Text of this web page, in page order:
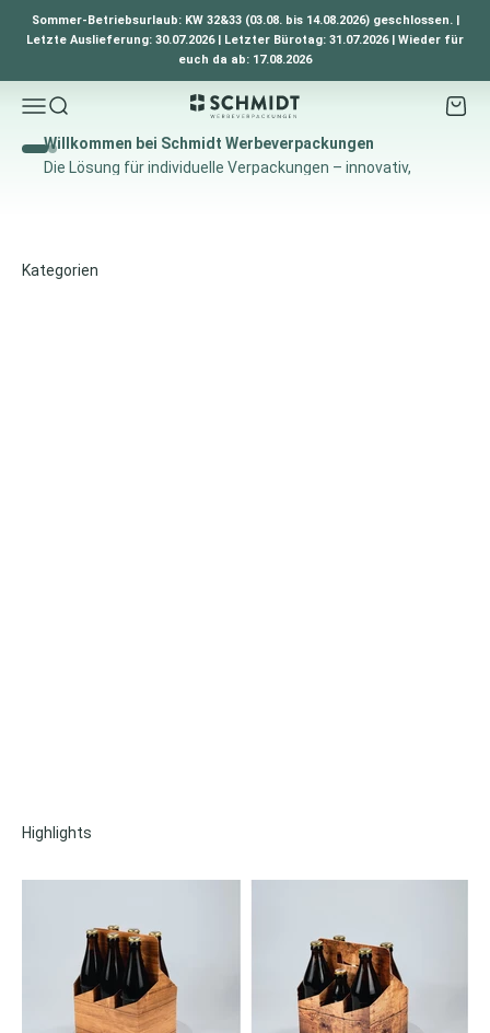
Sommer-Betriebsurlaub: KW 32&33 (03.08. bis 14.08.2026) geschlossen. |
Letzte Auslieferung: 30.07.2026 | Letzter Bürotag: 31.07.2026 | Wieder für
euch da ab: 17.08.2026
Navigationsmenü öffnen
Suche öffnen Schmidt Werbeverpackungen
Gehe zu Element 1
Gehe zu Element 2